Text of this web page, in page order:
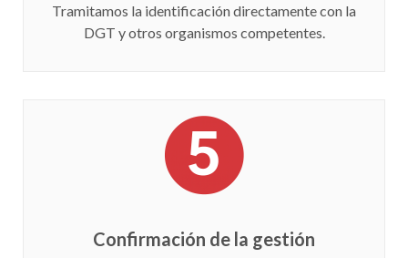
Tramitamos la identificación directamente con la
DGT y otros organismos competentes.
Confirmación de la gestión